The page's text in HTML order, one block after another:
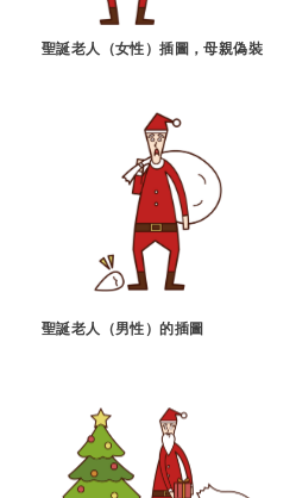
聖誕老人（女性）插圖，母親偽裝
聖誕老人（男性）的插圖